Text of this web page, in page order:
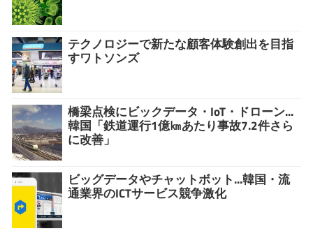
テクノロジーで新たな顧客体験創出を目指
すワトソンズ
橋梁点検にビックデータ・IoT・ドローン...
韓国「鉄道運行1億㎞あたり事故7.2件さら
に改善」
ビッグデータやチャットボット...韓国・流
通業界のICTサービス競争激化